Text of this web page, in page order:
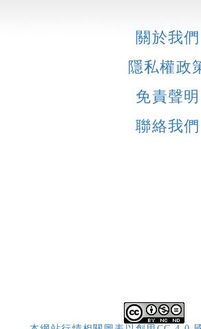
關於我們
隱私權政
免責聲明
聯絡我們